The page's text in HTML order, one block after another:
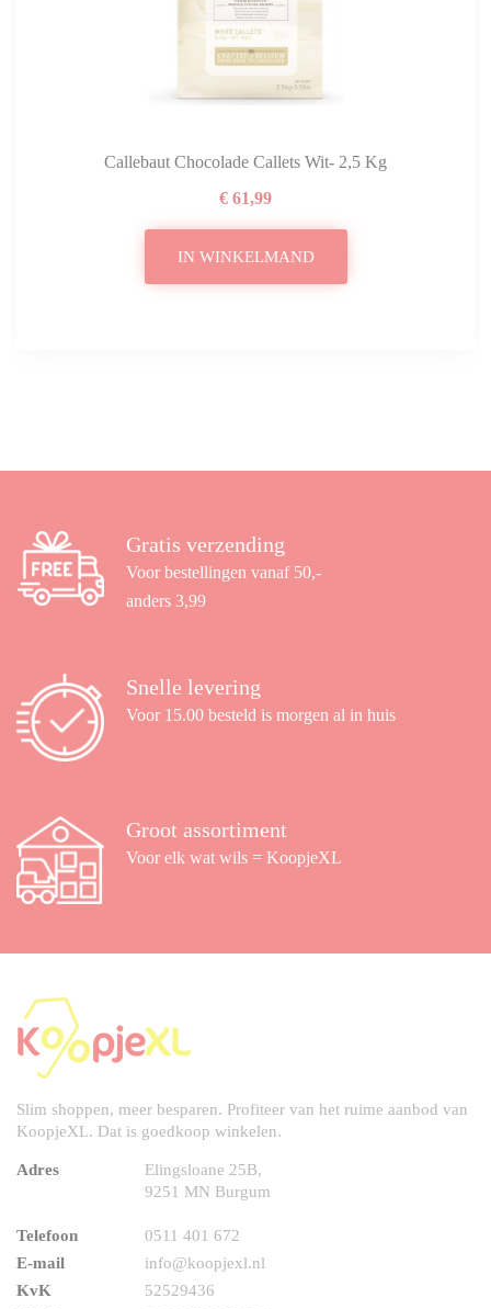
Callebaut Chocolade Callets Wit- 2,5 Kg
€ 61,99
IN WINKELMAND
Gratis verzending
Voor bestellingen vanaf 50,-
anders 3,99
Snelle levering
Voor 15.00 besteld is morgen al in huis
Groot assortiment
Voor elk wat wils = KoopjeXL
Slim shoppen, meer besparen. Profiteer van het ruime aanbod van
KoopjeXL. Dat is goedkoop winkelen.
Adres
Elingsloane 25B,
9251 MN Burgum
Telefoon
0511 401 672
E-mail
info@koopjexl.nl
KvK
52529436